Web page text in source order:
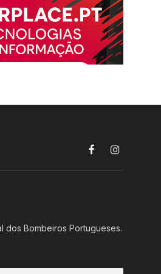
FacebookInstagram
dos Bombeiros Portugueses.